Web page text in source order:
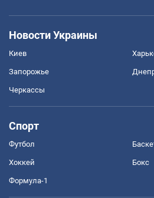
Новости Украины
Киев
Запорожье
Черкассы
Спорт
Футбол
Хоккей Бокс
Формула-1